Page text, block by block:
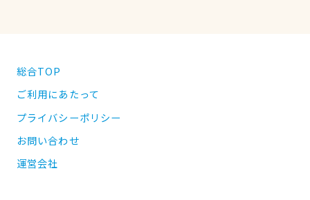
総合TOP
ご利用にあたって
プライバシーポリシー
お問い合わせ
運営会社